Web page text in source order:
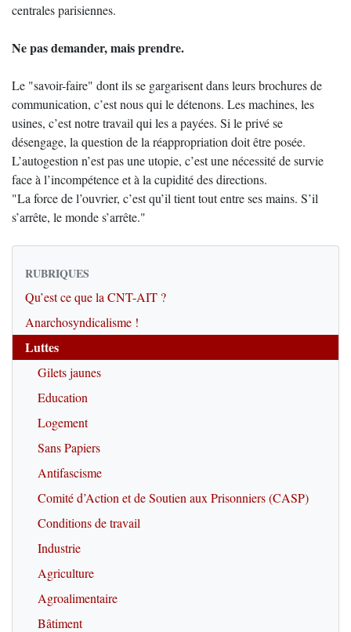
centrales parisiennes.
Ne pas demander, mais prendre.
Le "savoir-faire" dont ils se gargarisent dans leurs brochures de
communication, c’est nous qui le détenons. Les machines, les
usines, c’est notre travail qui les a payées. Si le privé se
désengage, la question de la réappropriation doit être posée.
L’autogestion n’est pas une utopie, c’est une nécessité de survie
face à l’incompétence et à la cupidité des directions.
"La force de l’ouvrier, c’est qu’il tient tout entre ses mains. S’il
s’arrête, le monde s’arrête."
RUBRIQUES
Qu’est ce que la CNT-AIT ?
Anarchosyndicalisme !
Luttes
Gilets jaunes
Education
Logement
Sans Papiers
Antifascisme
Comité d’Action et de Soutien aux Prisonniers (CASP)
Conditions de travail
Industrie
Agriculture
Agroalimentaire
Bâtiment